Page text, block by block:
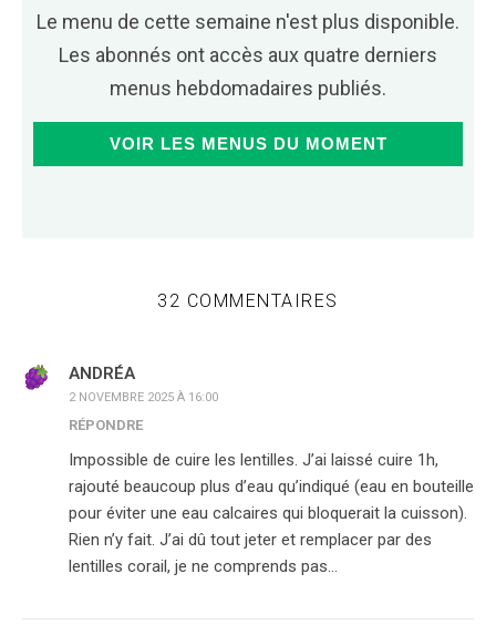
Le menu de cette semaine n'est plus disponible.
Les abonnés ont accès aux quatre derniers
menus hebdomadaires publiés.
VOIR LES MENUS DU MOMENT
32 COMMENTAIRES
ANDRÉA
2 NOVEMBRE 2025 À 16:00
RÉPONDRE
Impossible de cuire les lentilles. J’ai laissé cuire 1h,
rajouté beaucoup plus d’eau qu’indiqué (eau en bouteille
pour éviter une eau calcaires qui bloquerait la cuisson).
Rien n’y fait. J’ai dû tout jeter et remplacer par des
lentilles corail, je ne comprends pas…